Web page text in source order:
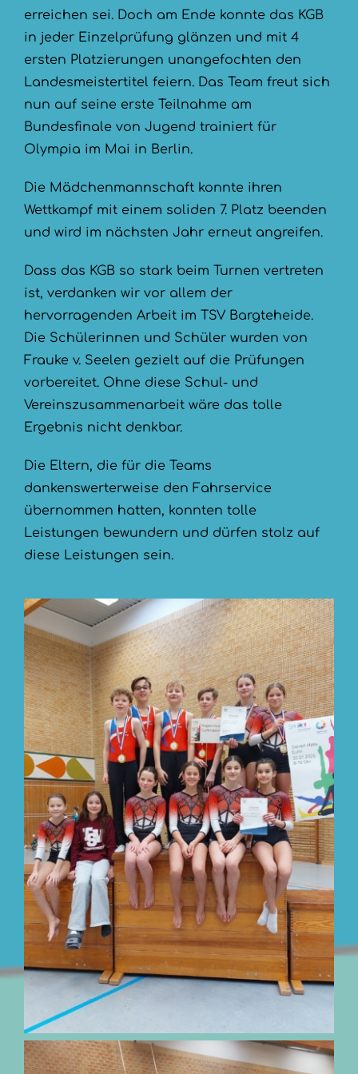
erreichen sei. Doch am Ende konnte das KGB
in jeder Einzelprüfung glänzen und mit 4
ersten Platzierungen unangefochten den
Landesmeistertitel feiern. Das Team freut sich
nun auf seine erste Teilnahme am
Bundesfinale von Jugend trainiert für
Olympia im Mai in Berlin.
Die Mädchenmannschaft konnte ihren
Wettkampf mit einem soliden 7. Platz beenden
und wird im nächsten Jahr erneut angreifen.
Dass das KGB so stark beim Turnen vertreten
ist, verdanken wir vor allem der
hervorragenden Arbeit im TSV Bargteheide.
Die Schülerinnen und Schüler wurden von
Frauke v. Seelen gezielt auf die Prüfungen
vorbereitet. Ohne diese Schul- und
Vereinszusammenarbeit wäre das tolle
Ergebnis nicht denkbar.
Die Eltern, die für die Teams
dankenswerterweise den Fahrservice
übernommen hatten, konnten tolle
Leistungen bewundern und dürfen stolz auf
diese Leistungen sein.